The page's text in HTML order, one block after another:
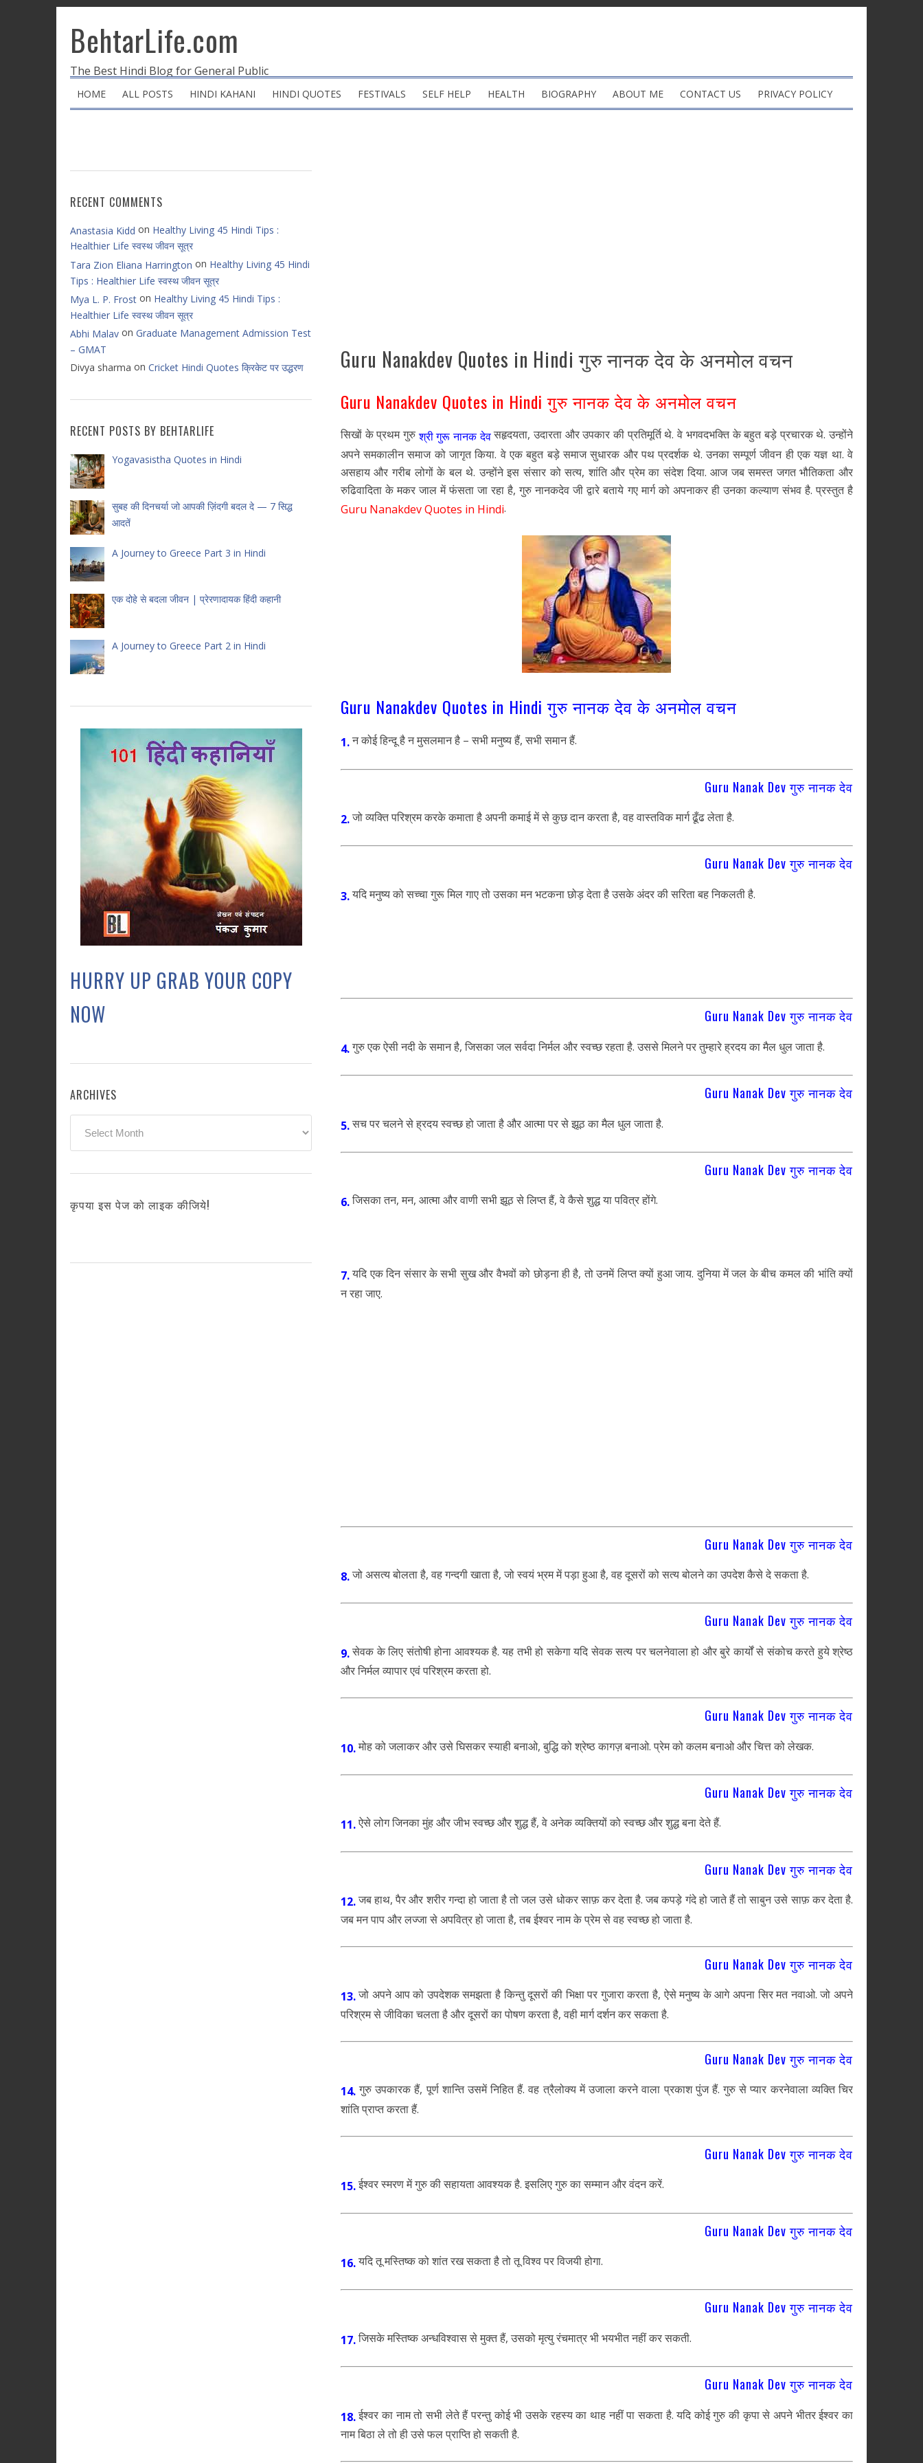
BehtarLife.com
The Best Hindi Blog for General Public
HOME ALL POSTS HINDI KAHANI HINDI QUOTES FESTIVALS SELF HELP HEALTH BIOGRAPHY ABOUT ME CONTACT US PRIVACY POLICY
Guru Nanakdev Quotes in Hindi गुरु नानक देव के अनमोल वचन
Guru Nanakdev Quotes in Hindi गुरु नानक देव के अनमोल वचन
सिखों के प्रथम गुरुश्री गुरू नानक देवसहृदयता, उदारता और उपकार की प्रतिमूर्ति थे. वे भगवदभक्ति के बहुत बड़े प्रचारक थे. उन्होंने
अपने समकालीन समाज को जागृत किया. वे एक बहुत बड़े समाज सुधारक और पथ प्रदर्शक थे. उनका सम्पूर्ण जीवन ही एक यज्ञ था. वे
असहाय और गरीब लोगों के बल थे. उन्होंने इस संसार को सत्य, शांति और प्रेम का संदेश दिया. आज जब समस्त जगत भौतिकता और
रुढिवादिता के मकर जाल में फंसता जा रहा है, गुरु नानकदेव जी द्वारे बताये गए मार्ग को अपनाकर ही उनका कल्याण संभव है. प्रस्तुत है
Guru Nanakdev Quotes in Hindi.
Guru Nanakdev Quotes in Hindi गुरु नानक देव के अनमोल वचन
1.न कोई हिन्दू है न मुसलमान है – सभी मनुष्य हैं, सभी समान हैं.
Guru Nanak Dev गुरु नानक देव
2.जो व्यक्ति परिश्रम करके कमाता है अपनी कमाई में से कुछ दान करता है, वह वास्तविक मार्ग ढूँढ लेता है.
Guru Nanak Dev गुरु नानक देव
3.यदि मनुष्य को सच्चा गुरू मिल गाए तो उसका मन भटकना छोड़ देता है उसके अंदर की सरिता बह निकलती है.
Guru Nanak Dev गुरु नानक देव
4.गुरु एक ऐसी नदी के समान है, जिसका जल सर्वदा निर्मल और स्वच्छ रहता है. उससे मिलने पर तुम्हारे ह्रदय का मैल धुल जाता है.
Guru Nanak Dev गुरु नानक देव
5.सच पर चलने से ह्रदय स्वच्छ हो जाता है और आत्मा पर से झूठ का मैल धुल जाता है.
Guru Nanak Dev गुरु नानक देव
6.जिसका तन, मन, आत्मा और वाणी सभी झूठ से लिप्त हैं, वे कैसे शुद्ध या पवित्र होंगे.
7. यदि एक दिन संसार के सभी सुख और वैभवों को छोड़ना ही है, तो उनमें लिप्त क्यों हुआ जाय. दुनिया में जल के बीच कमल की भांति क्यों
न रहा जाए.
Guru Nanak Dev गुरु नानक देव
8.जो असत्य बोलता है, वह गन्दगी खाता है, जो स्वयं भ्रम में पड़ा हुआ है, वह दूसरों को सत्य बोलने का उपदेश कैसे दे सकता है.
Guru Nanak Dev गुरु नानक देव
9. सेवक के लिए संतोषी होना आवश्यक है. यह तभी हो सकेगा यदि सेवक सत्य पर चलनेवाला हो और बुरे कार्यों से संकोच करते हुये श्रेष्ठ
और निर्मल व्यापार एवं परिश्रम करता हो.
Guru Nanak Dev गुरु नानक देव
10.मोह को जलाकर और उसे घिसकर स्याही बनाओ, बुद्धि को श्रेष्ठ कागज़ बनाओ. प्रेम को कलम बनाओ और चित्त को लेखक.
Guru Nanak Dev गुरु नानक देव
11.ऐसे लोग जिनका मुंह और जीभ स्वच्छ और शुद्ध हैं, वे अनेक व्यक्तियों को स्वच्छ और शुद्ध बना देते हैं.
Guru Nanak Dev गुरु नानक देव
12.जब हाथ, पैर और शरीर गन्दा हो जाता है तो जल उसे धोकर साफ़ कर देता है. जब कपड़े गंदे हो जाते हैं तो साबुन उसे साफ़ कर देता है.
जब मन पाप और लज्जा से अपवित्र हो जाता है, तब ईश्वर नाम के प्रेम से वह स्वच्छ हो जाता है.
Guru Nanak Dev गुरु नानक देव
13. जो अपने आप को उपदेशक समझता है किन्तु दूसरों की भिक्षा पर गुजारा करता है, ऐसे मनुष्य के आगे अपना सिर मत नवाओ. जो अपने
परिश्रम से जीविका चलता है और दूसरों का पोषण करता है, वही मार्ग दर्शन कर सकता है.
Guru Nanak Dev गुरु नानक देव
14. गुरु उपकारक हैं, पूर्ण शान्ति उसमें निहित हैं. वह त्रैलोक्य में उजाला करने वाला प्रकाश पुंज हैं. गुरु से प्यार करनेवाला व्यक्ति चिर
शांति प्राप्त करता हैं.
Guru Nanak Dev गुरु नानक देव
15.ईश्वर स्मरण में गुरु की सहायता आवश्यक है. इसलिए गुरु का सम्मान और वंदन करें.
Guru Nanak Dev गुरु नानक देव
16.यदि तू मस्तिष्क को शांत रख सकता है तो तू विश्व पर विजयी होगा.
Guru Nanak Dev गुरु नानक देव
17.जिसके मस्तिष्क अन्धविश्वास से मुक्त हैं, उसको मृत्यु रंचमात्र भी भयभीत नहीं कर सकती.
Guru Nanak Dev गुरु नानक देव
18. ईश्वर का नाम तो सभी लेते हैं परन्तु कोई भी उसके रहस्य का थाह नहीं पा सकता है. यदि कोई गुरु की कृपा से अपने भीतर ईश्वर का
नाम बिठा ले तो ही उसे फल प्राप्ति हो सकती है.
RECENT COMMENTS
Anastasia Kidd on Healthy Living 45 Hindi Tips :
Healthier Life स्वस्थ जीवन सूत्र
Tara Zion Eliana Harrington on Healthy Living 45 Hindi
Tips : Healthier Life स्वस्थ जीवन सूत्र
Mya L. P. Frost on Healthy Living 45 Hindi Tips :
Healthier Life स्वस्थ जीवन सूत्र
Abhi Malav on Graduate Management Admission Test
– GMAT
Divya sharma on Cricket Hindi Quotes क्रिकेट पर उद्धरण
RECENT POSTS BY BEHTARLIFE
Yogavasistha Quotes in Hindi
सुबह की दिनचर्या जो आपकी ज़िंदगी बदल दे — 7 सिद्ध
आदतें
A Journey to Greece Part 3 in Hindi
एक दोहे से बदला जीवन | प्रेरणादायक हिंदी कहानी
A Journey to Greece Part 2 in Hindi
HURRY UP GRAB YOUR COPY
NOW
ARCHIVES
कृपया इस पेज को लाइक कीजिये!